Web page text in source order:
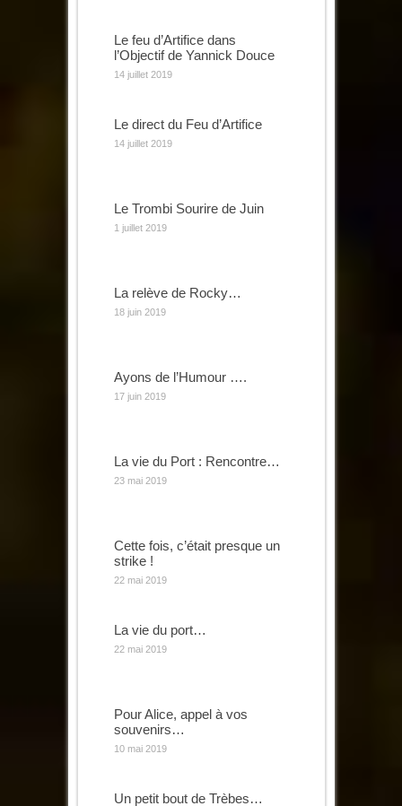
Le feu d’Artifice dans
l’Objectif de Yannick Douce
14 juillet 2019
Le direct du Feu d’Artifice
14 juillet 2019
Le Trombi Sourire de Juin
1 juillet 2019
La relève de Rocky…
18 juin 2019
Ayons de l’Humour ….
17 juin 2019
La vie du Port : Rencontre…
23 mai 2019
Cette fois, c’était presque un
strike !
22 mai 2019
La vie du port…
22 mai 2019
Pour Alice, appel à vos
souvenirs…
10 mai 2019
Un petit bout de Trèbes…